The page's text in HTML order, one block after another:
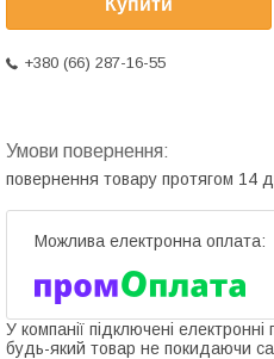
Купити
+380 (66) 287-16-55
повернення товару протягом 14
У компанії підключені
будь-який товар не покидаючи